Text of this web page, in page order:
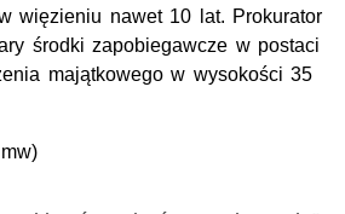
więzieniu nawet 10 lat. Prokurator
środki zapobiegawcze w postaci
majątkowego w wysokości 35